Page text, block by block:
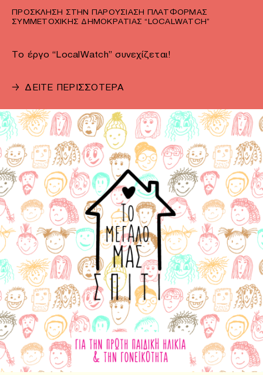
ΠΡΌΣΚΛΗΣΗ ΣΤΗΝ ΠΑΡΟΥΣΊΑΣΗ ΠΛΑΤΦΌΡΜΑΣ
ΣΥΜΜΕΤΟΧΙΚΉΣ ΔΗΜΟΚΡΑΤΊΑΣ “LOCALWATCH”
Το έργο “LocalWatch” συνεχίζεται!
→ ΔΕΙΤΕ ΠΕΡΙΣΣΟΤΕΡΑ